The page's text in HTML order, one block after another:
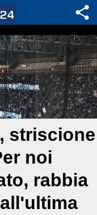
striscione
noi
rabbia